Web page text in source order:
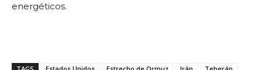
energéticos.